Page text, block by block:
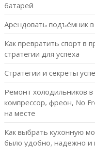
батарей
Арендовать подъёмник
Как превратить спорт в
стратегии для успеха
Стратегии и секреты
Ремонт холодильников
компрессор, фреон, No
на месте
Как выбрать кухонную
было удобно, надежно и